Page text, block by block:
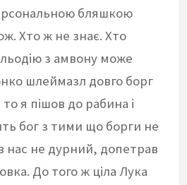
бляшкою
Хто ж не знає. Хто
з амвону може
шлеймазл довго борг
я пішов до рабина і
бог з тими що борги не
нас не дурний, допетрав
До того ж ціла Лука